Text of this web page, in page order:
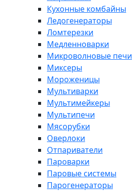
Кухонные комбайны
Ледогенераторы
Ломтерезки
Медленноварки
Микроволновые печи
Миксеры
Мороженицы
Мультиварки
Мультимейкеры
Мультипечи
Мясорубки
Оверлоки
Отпариватели
Пароварки
Паровые системы
Парогенераторы